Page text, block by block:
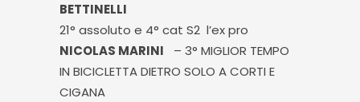
BETTINELLI
21° assoluto e 4° cat S2 l’ex pro
NICOLAS MARINI – 3° MIGLIOR TEMPO
IN BICICLETTA DIETRO SOLO A CORTI E
CIGANA